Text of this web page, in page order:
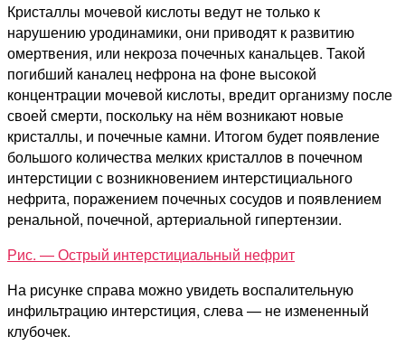
Кристаллы мочевой кислоты ведут не только к
нарушению уродинамики, они приводят к развитию
омертвения, или некроза почечных канальцев. Такой
погибший каналец нефрона на фоне высокой
концентрации мочевой кислоты, вредит организму после
своей смерти, поскольку на нём возникают новые
кристаллы, и почечные камни. Итогом будет появление
большого количества мелких кристаллов в почечном
интерстиции с возникновением интерстициального
нефрита, поражением почечных сосудов и появлением
ренальной, почечной, артериальной гипертензии.
Рис. — Острый интерстициальный нефрит
На рисунке справа можно увидеть воспалительную
инфильтрацию интерстиция, слева — не измененный
клубочек.